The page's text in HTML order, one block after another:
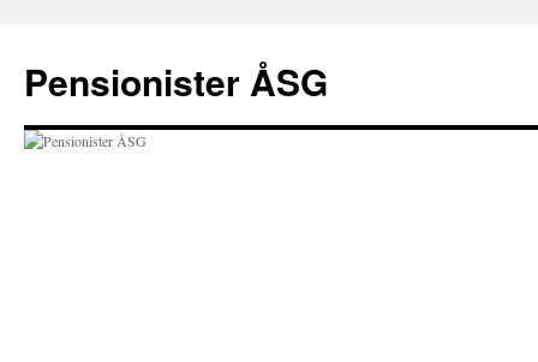
indhold
Pensionister ÅSG